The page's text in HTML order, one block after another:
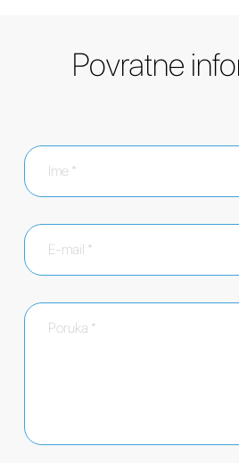
Povratne